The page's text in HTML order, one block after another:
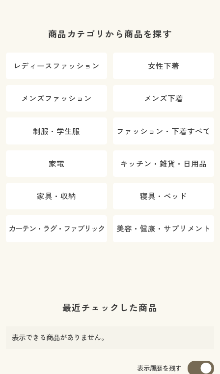
商品カテゴリから商品を探す
レディースファッション 女性下着
メンズファッション メンズ下着
制服・学生服 ファッション・下着すべて
家電 キッチン・雑貨・日用品
家具・収納 寝具・ベッド
カーテン・ラグ・ファブリック 美容・健康・サプリメント
最近チェックした商品
表示できる商品がありません。
表示履歴を残す